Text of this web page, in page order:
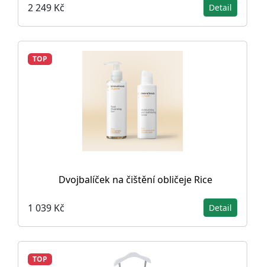
2 249 Kč Detail
TOP
Dvojbalíček na čištění obličeje Rice
1 039 Kč Detail
TOP